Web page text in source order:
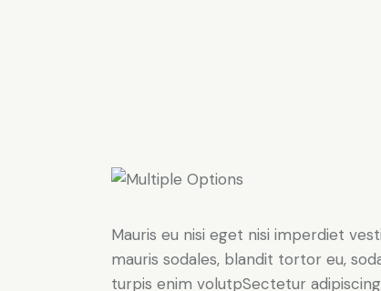
Mauris eu nisi eget nisi imperdiet
mauris sodales, blandit tortor eu,
turpis enim volutpSectetur